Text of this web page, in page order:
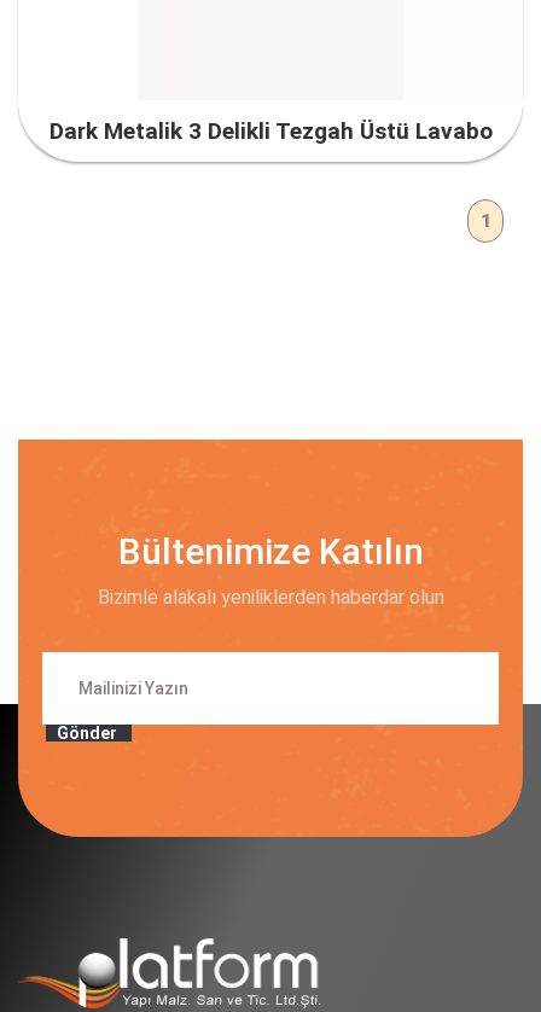
Dark Metalik 3 Delikli Tezgah Üstü Lavabo
1
Bültenimize Katılın
Bizimle alakalı yeniliklerden haberdar olun
Gönder